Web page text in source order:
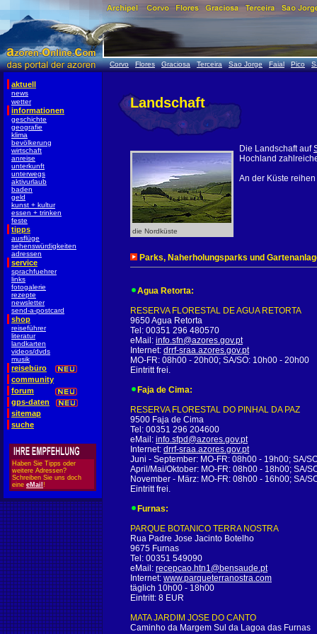
Corvo Flores Graciosa Terceira Sao Jorge Faial Pico
aktuell
news
wetter
informationen
geschichte
geografie
klima
bevölkerung
wirtschaft
anreise
unterkunft
unterwegs
aktivurlaub
baden
geld
kunst + kultur
essen + trinken
feste
tipps
ausflüge
sehenswürdigkeiten
adressen
service
sprachfuehrer
links
fotogalerie
rezepte
newsletter
send-a-postcard
shop
reiseführer
literatur
landkarten
videos/dvds
musik
reisebüro
community
forum
gps-daten
sitemap
suche
Haben Sie Tipps oder
weitere Adressen?
Schreiben Sie uns doch
eine eMail !
Landschaft
die Nordküste
Die Landschaft auf
Hochland
An der Küste
Parks, Naherholungsparks und
Agua Retorta:
RESERVA FLORESTAL DE AGUA RETORTA
9650 Agua Retorta
Tel: 00351 296 480570
eMail: info.sfn@azores.gov.pt
Internet: drrf-sraa.azores.gov.pt
MO-FR: 08h00 - 20h00; SA/SO: 10h00 - 20h00
Eintritt frei.
Faja de Cima:
RESERVA FLORESTAL DO PINHAL DA PAZ
9500 Faja de Cima
Tel: 00351 296 204600
eMail: info.sfpd@azores.gov.pt
Internet: drrf-sraa.azores.gov.pt
Juni - September: MO-FR: 08h00 - 19h00; SA/
April/Mai/Oktober: MO-FR: 08h00 - 18h00; SA/
November - März: MO-FR: 08h00 - 16h00; SA/
Eintritt frei.
Furnas:
PARQUE BOTANICO TERRA NOSTRA
Rua Padre Jose Jacinto Botelho
9675 Furnas
Tel: 00351 549090
eMail: recepcao.htn1@bensaude.pt
Internet: www.parqueterranostra.com
täglich 10h00 - 18h00
Eintritt: 8 EUR
MATA JARDIM JOSE DO CANTO
Caminho da Margem Sul da Lagoa das Furnas